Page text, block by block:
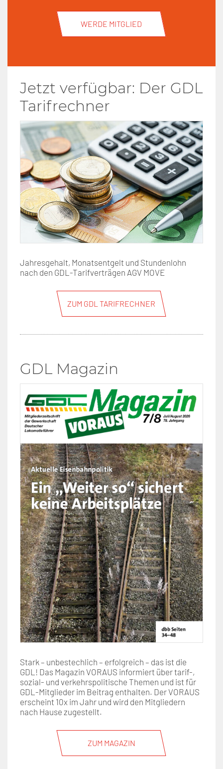
WERDE MITGLIED
Jetzt verfügbar: Der GDL
Tarifrechner
Jahresgehalt, Monatsentgelt und Stundenlohn
nach den GDL-Tarifverträgen AGV MOVE
ZUM GDL TARIFRECHNER
GDL Magazin
Stark – unbestechlich – erfolgreich – das ist die
GDL! Das Magazin VORAUS informiert über tarif-,
sozial- und verkehrspolitische Themen und ist für
GDL-Mitglieder im Beitrag enthalten. Der VORAUS
erscheint 10x im Jahr und wird den Mitgliedern
nach Hause zugestellt.
ZUM MAGAZIN